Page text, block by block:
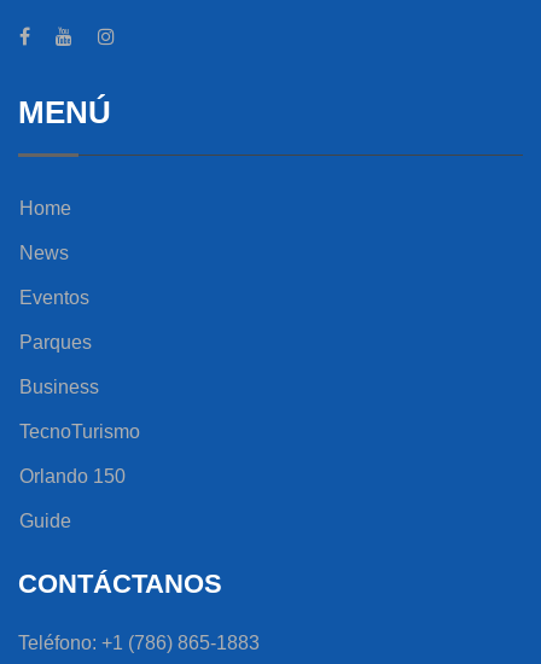
MENÚ
Home
News
Eventos
Parques
Business
TecnoTurismo
Orlando 150
Guide
CONTÁCTANOS
Teléfono: +1 (786) 865-1883